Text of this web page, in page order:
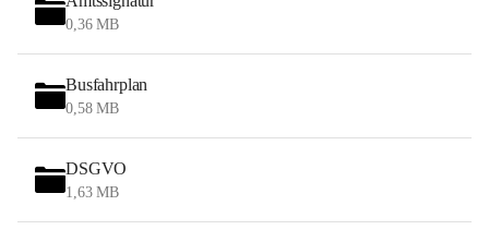
zum Naherholungsraum St. Pölten. Viele Bauernhöfe hatten
„ihre Wiener“. Seit 1960 bauten viele Wiener
Wochenendhäuser im Gemeindegebiet. Wegen des
waldreichen Jagdgebietes haben viele Jagdpächter ihre
Das Wandern ist aus touristischer Sicht die bedeutendste
Tätigkeit. Das hügelige Gebiet mit Wanderwegen durch
Wiesen, Wälder und Obstkulturen lädt dazu ein. Gefördert
0,36 MB
Busfahrplan
0,58 MB
DSGVO
1,63 MB